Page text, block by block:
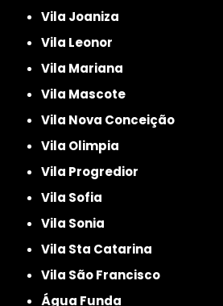
Vila Joaniza
Vila Leonor
Vila Mariana
Vila Mascote
Vila Nova Conceição
Vila Olimpia
Vila Progredior
Vila Sofia
Vila Sonia
Vila Sta Catarina
Vila São Francisco
Água Funda